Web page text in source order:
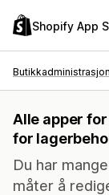
Shopify App
Butikkadministrasjon
Alle apper
for
Du har
måter å